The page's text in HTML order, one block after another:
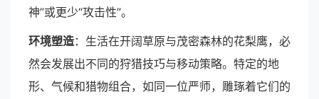
神”或更少“攻击性”。
环境塑造：生活在开阔草原与茂密森林的花梨鹰，必
然会发展出不同的狩猎技巧与移动策略。特定的地
形、气候和猎物组合，如同一位严师，雕琢着它们的